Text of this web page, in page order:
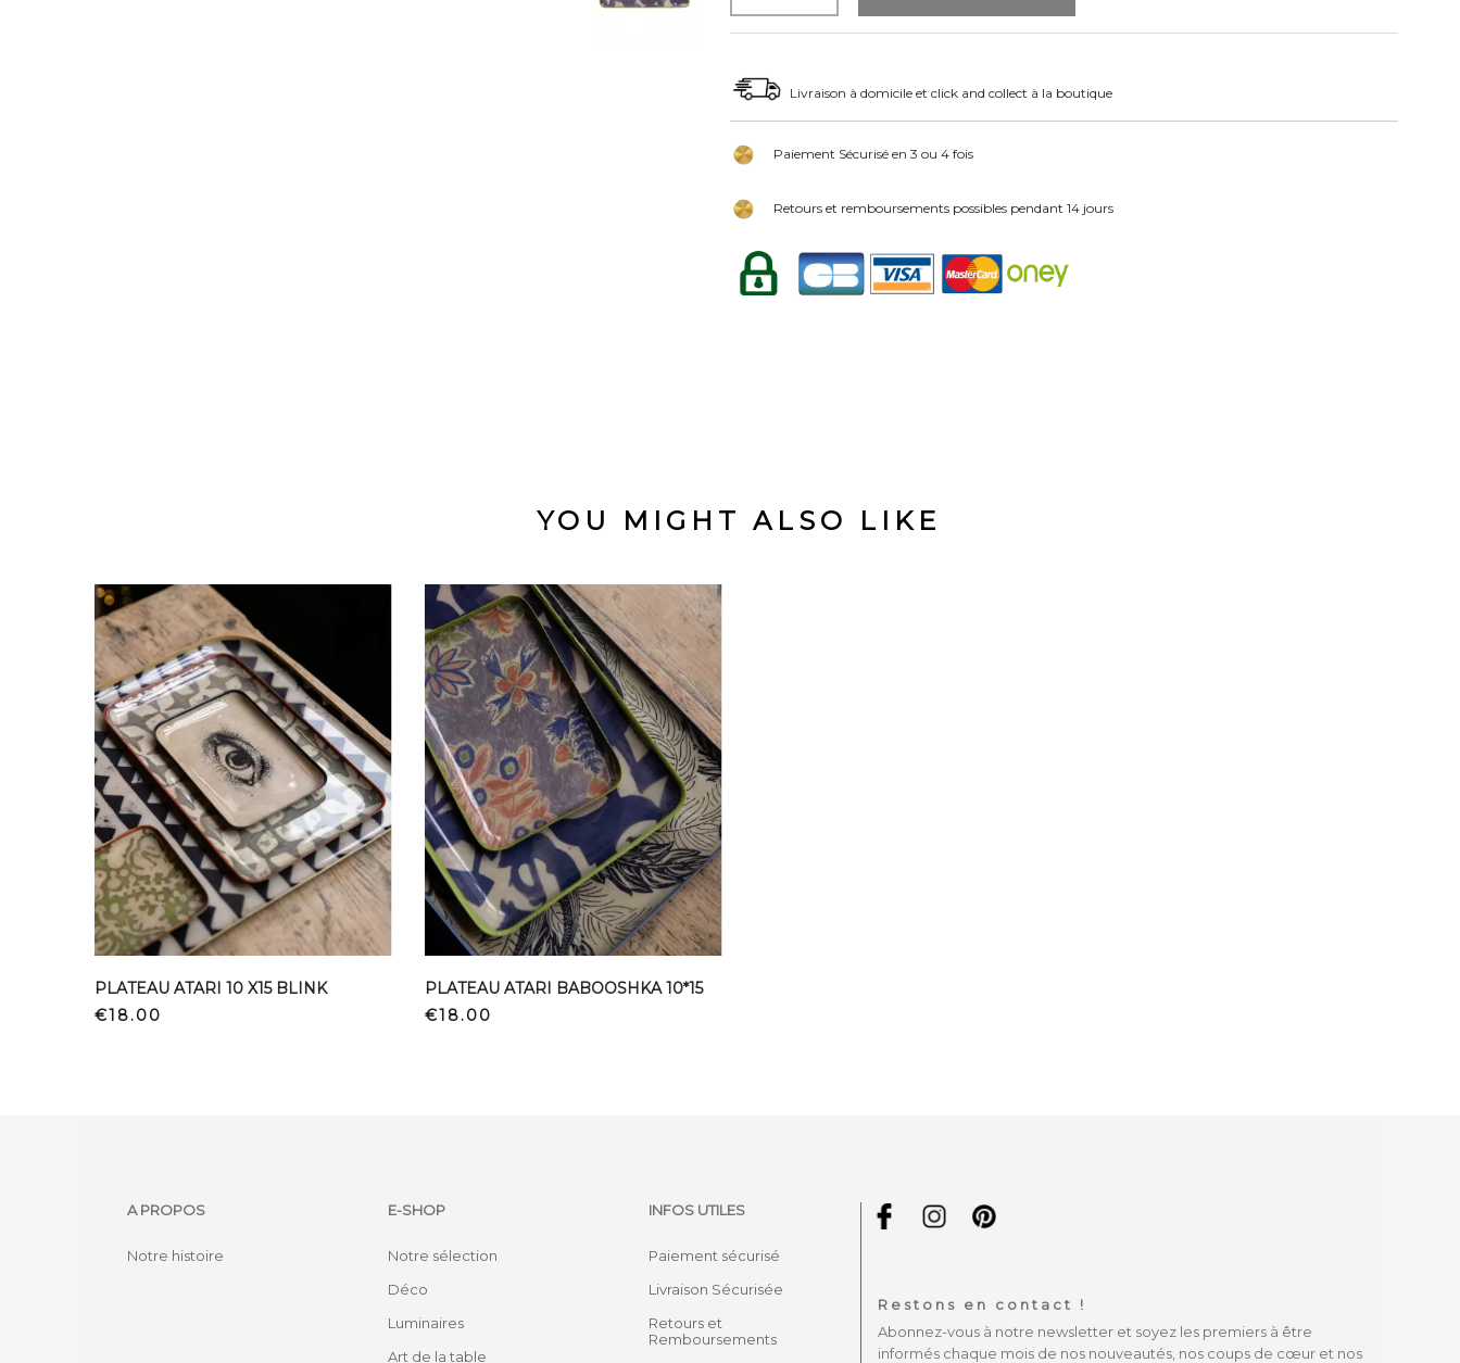
Livraison à domicile et click and collect à la boutique
Paiement Sécurisé en 3 ou 4 fois
Retours et remboursements possibles pendant 14 jours
YOU MIGHT ALSO LIKE
PLATEAU ATARI 10 X15 BLINK
Price
€18.00
PLATEAU ATARI BABOOSHKA 10*15
Price
€18.00
A PROPOS
Notre histoire
E-SHOP
Notre sélection
Déco
Luminaires
Art de la table
INFOS UTILES
Paiement sécurisé
Livraison Sécurisée
Retours et
Remboursements
Restons en contact !
Abonnez-vous à notre newsletter et soyez les premiers à être
informés chaque mois de nos nouveautés, nos coups de cœur et nos